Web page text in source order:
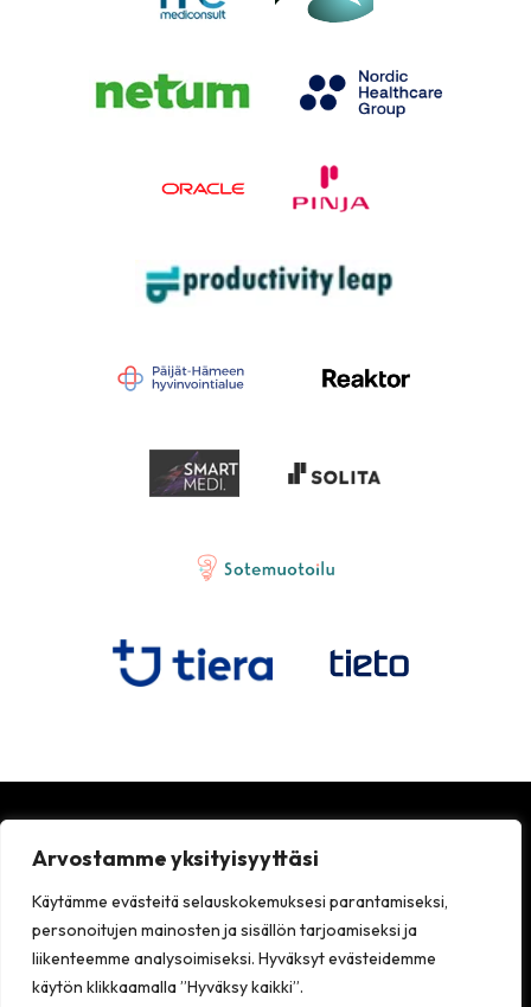
Arvostamme yksityisyyttäsi
Käytämme evästeitä selauskokemuksesi parantamiseksi,
personoitujen mainosten ja sisällön tarjoamiseksi ja
liikenteemme analysoimiseksi. Hyväksyt evästeidemme
käytön klikkaamalla ”Hyväksy kaikki”.